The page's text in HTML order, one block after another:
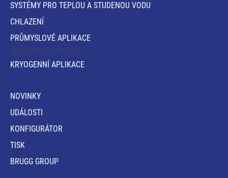
SYSTÉMY PRO TEPLOU A STUDENOU VODU
CHLAZENÍ
PRŮMYSLOVÉ APLIKACE
TANKOVACÍ ZAŘÍZENÍ
KRYOGENNÍ APLIKACE
NOVINKY
UDÁLOSTI
KONFIGURÁTOR
TISK
BRUGG GROUP